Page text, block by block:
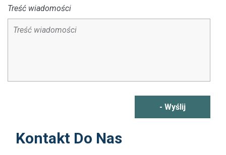
Treść wiadomości
- Wyślij
Kontakt Do Nas